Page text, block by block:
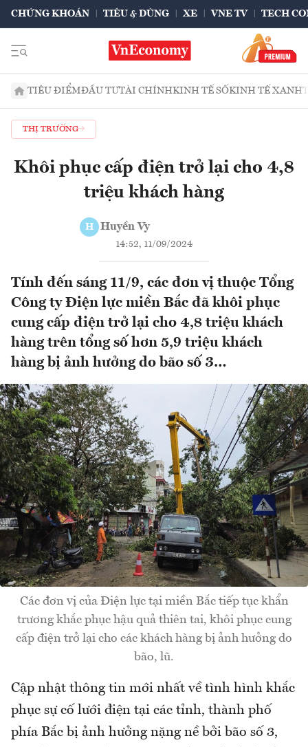
CHỨNG KHOÁN TIÊU & DÙNG XE VNE TV TECH
TIÊU ĐIỂMĐẦU TƯTÀI CHÍNHKINH TẾ SỐKINH TẾ XANH
THỊ TRƯỜNG
Khôi phục cấp điện trở lại cho 4,8
triệu khách hàng
H Huyền Vy
14:52, 11/09/2024
Tính đến sáng 11/9, các đơn vị thuộc Tổng
Công ty Điện lực miền Bắc đã khôi phục
cung cấp điện trở lại cho 4,8 triệu khách
hàng trên tổng số hơn 5,9 triệu khách
hàng bị ảnh hưởng do bão số 3…
Các đơn vị của Điện lực tại miền Bắc tiếp tục khẩn
trương khắc phục hậu quả thiên tai, khôi phục cung
cấp điện trở lại cho các khách hàng bị ảnh hưởng do
bão, lũ.
Cập nhật thông tin mới nhất về tình hình khắc
phục sự cố lưới điện tại các tỉnh, thành phố
phía Bắc bị ảnh hưởng nặng nề bởi bão số 3,